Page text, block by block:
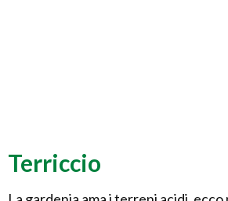
Terriccio